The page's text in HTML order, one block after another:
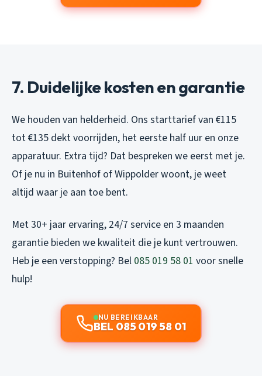
7. Duidelijke kosten en garantie
We houden van helderheid. Ons starttarief van €115
tot €135 dekt voorrijden, het eerste half uur en onze
apparatuur. Extra tijd? Dat bespreken we eerst met je.
Of je nu in Buitenhof of Wippolder woont, je weet
altijd waar je aan toe bent.
Met 30+ jaar ervaring, 24/7 service en 3 maanden
garantie bieden we kwaliteit die je kunt vertrouwen.
Heb je een verstopping? Bel 085 019 58 01 voor snelle
hulp!
NU BEREIKBAAR
BEL 085 019 58 01